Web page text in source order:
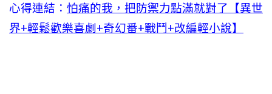
心得連結： 怕痛的我，把防禦力點滿就對了【異世
界+輕鬆歡樂喜劇+奇幻番+戰鬥+改編輕小說】